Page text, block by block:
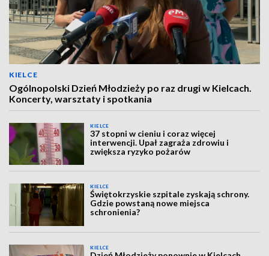
KIELCE
Ogólnopolski Dzień Młodzieży po raz drugi w Kielcach.
Koncerty, warsztaty i spotkania
KIELCE
37 stopni w cieniu i coraz więcej
interwencji. Upał zagraża zdrowiu i
zwiększa ryzyko pożarów
KIELCE
Świętokrzyskie szpitale zyskają schrony.
Gdzie powstaną nowe miejsca
schronienia?
KIELCE